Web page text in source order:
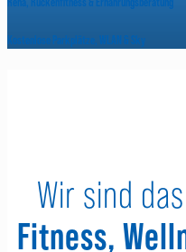
Kostenlose Parkplätze, WLAN & Sky
Wir sind das
Fitness,